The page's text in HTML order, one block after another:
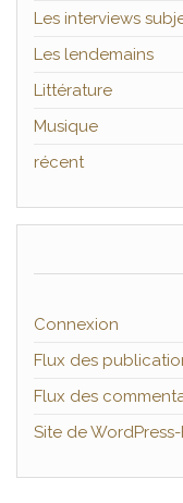
Les interviews
Les lendemains
Littérature
Musique
récent
Connexion
Flux des
Flux des
Site de WordPress-